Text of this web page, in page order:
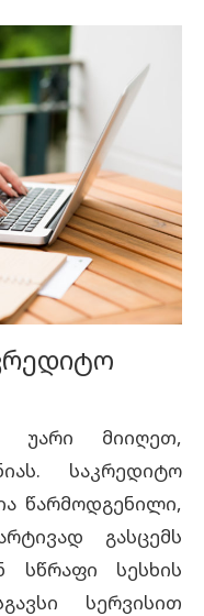
უარი მიიღეთ,
საკრედიტო
წარმოდგენილი,
გასცემს
სწრაფი სესხის
სერვისით